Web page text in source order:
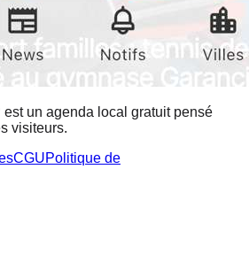
un agenda local gratuit pensé
visiteurs.
CGUPolitique de